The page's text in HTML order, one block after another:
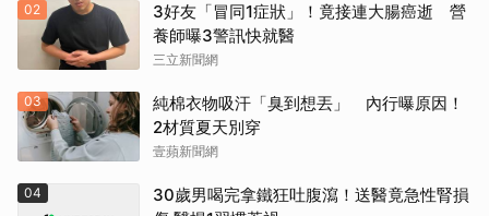
02
3好友「冒同1症狀」！竟接連大腸癌逝 營
養師曝3警訊快就醫
三立新聞網
03
純棉衣物吸汗「臭到想丟」 內行曝原因！
2材質夏天別穿
壹蘋新聞網
04
30歲男喝完拿鐵狂吐腹瀉！送醫竟急性腎損